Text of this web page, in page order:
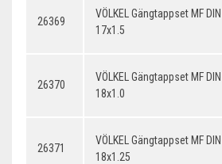
26369
VÖLKEL Gängtappset MF
17x1.5
26370
VÖLKEL Gängtappset MF
18x1.0
26371
VÖLKEL Gängtappset MF
18x1.25